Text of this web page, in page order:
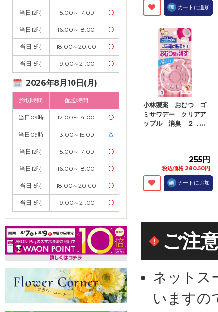
当日12時 15:00～17:00 〇
当日12時 16:00～18:00 〇
当日15時 18:00～20:00 〇
当日15時 19:00～21:00 〇
2026年8月10日(月)
締切時間 配送時間
当日09時 12:00～14:00 〇
当日09時 13:00～15:00 △
当日12時 15:00～17:00 〇
当日12時 16:00～18:00 〇
当日15時 18:00～20:00 〇
当日15時 19:00～21:00 〇
カートに追加
小林製薬 おむつ ゴ
ミサワデー クリアア
ップル 消臭 ２．...
255円
税込価格 280.50円
カートに追加
ご注
ネットス
いますの